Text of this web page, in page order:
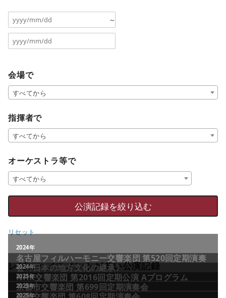
～
会場で
すべてから
指揮者で
すべてから
オーケストラ等で
すべてから
リセット
レビュー／コメントが多い公演記録